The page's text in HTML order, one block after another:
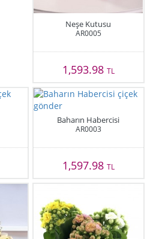
Neşe Kutusu
AR0005
1,593.98 TL
Baharın Habercisi
AR0003
1,597.98 TL